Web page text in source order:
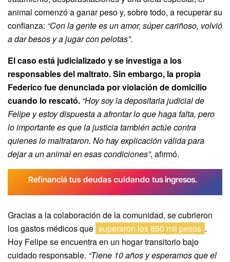
animal comenzó a ganar peso y, sobre todo, a recuperar su
confianza: “Con la gente es un amor, súper cariñoso, volvió
a dar besos y a jugar con pelotas”.
El caso está judicializado y se investiga a los
responsables del maltrato. Sin embargo, la propia
Federico fue denunciada por violación de domicilio
cuando lo rescató. “Hoy soy la depositaria judicial de
Felipe y estoy dispuesta a afrontar lo que haga falta, pero
lo importante es que la justicia también actúe contra
quienes lo maltrataron. No hay explicación válida para
dejar a un animal en esas condiciones”, afirmó.
Gracias a la colaboración de la comunidad, se cubrieron
los gastos médicos que superaron los 850 mil pesos .
Hoy Felipe se encuentra en un hogar transitorio bajo
cuidado responsable. “Tiene 10 años y esperamos que el